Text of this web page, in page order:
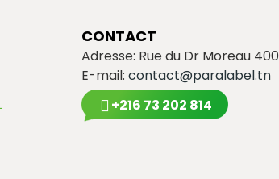
CONTACT
Adresse: Rue du Dr Moreau
E-mail: contact@paralabel.tn
+216 73 202 814